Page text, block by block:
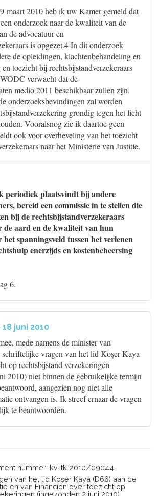
maart 2010 heb ik uw Kamer gemeld dat
onderzoek naar de kwaliteit van de
de advocatuur en
is opgezet.4 In dit onderzoek
de opleidingen, klachtenbehandeling en
toezicht bij rechtsbijstandverzekeraars
verwacht dat de
medio 2011 beschikbaar zullen zijn.
onderzoeksbevindingen zal worden
grondig tegen het licht
Vooralsnog zie ik daartoe geen
ook voor overheveling van het toezicht
naar het Ministerie van Justitie.
periodiek plaatsvindt bij andere
bereid een commissie in te stellen die
bij de rechtsbijstandverzekeraars
de aard en de kwaliteit van hun
het spanningsveld tussen het verlenen
enerzijds en kostenbeheersing
6.
juni 2010
mede namens de minister van
vragen van het lid Koşer Kaya
op rechtsbijstand verzekeringen
2010) niet binnen de gebruikelijke termijn
aangezien nog niet alle
ontvangen is. Ik streef ernaar de vragen
te beantwoorden.
nummer: kv-tk-2010Z09044
van het lid Koşer Kaya (D66) aan de
en van Financiën over toezicht op
(ingezonden 2 juni 2010).